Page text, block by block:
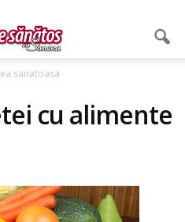
sanatoasa
cu alimente